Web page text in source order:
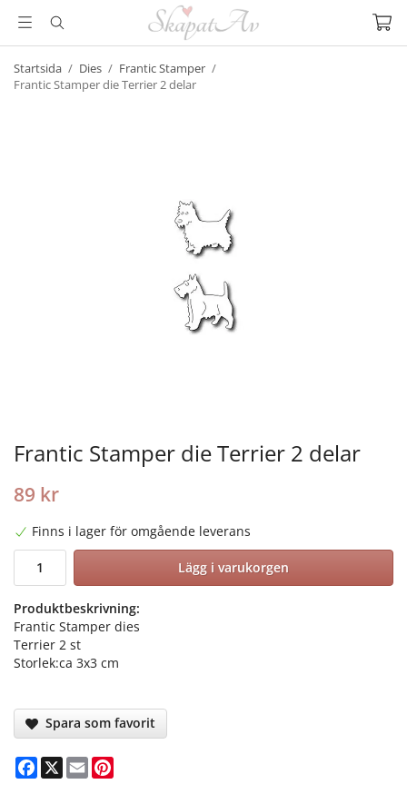
Startsida / Dies / Frantic Stamper /
Frantic Stamper die Terrier 2 delar
Frantic Stamper die Terrier 2 delar
89 kr
Finns i lager för omgående leverans
Lägg i varukorgen
Produktbeskrivning:
Frantic Stamper dies
Terrier 2 st
Storlek:ca 3x3 cm
Spara som favorit
Facebook
X Email